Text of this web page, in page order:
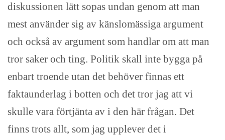
diskussionen lätt sopas undan genom att man
mest använder sig av känslomässiga argument
och också av argument som handlar om att man
tror saker och ting. Politik skall inte bygga på
enbart troende utan det behöver finnas ett
faktaunderlag i botten och det tror jag att vi
skulle vara förtjänta av i den här frågan. Det
finns trots allt, som jag upplever det i